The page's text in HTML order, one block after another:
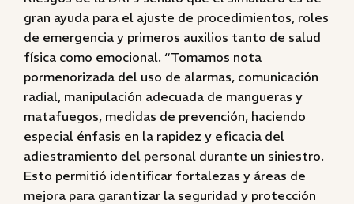
gran ayuda para el ajuste de procedimientos, roles
de emergencia y primeros auxilios tanto de salud
física como emocional. “Tomamos nota
pormenorizada del uso de alarmas, comunicación
radial, manipulación adecuada de mangueras y
matafuegos, medidas de prevención, haciendo
especial énfasis en la rapidez y eficacia del
adiestramiento del personal durante un siniestro.
Esto permitió identificar fortalezas y áreas de
mejora para garantizar la seguridad y protección